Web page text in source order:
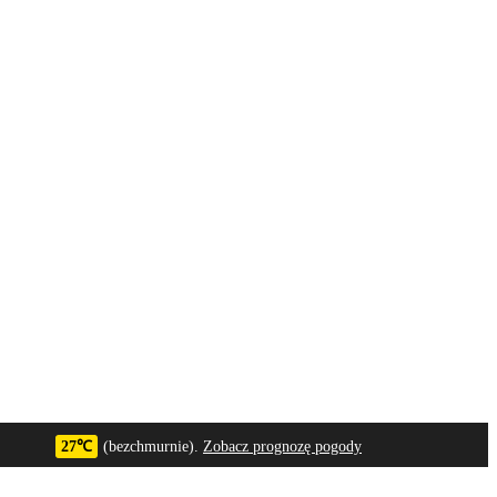
27℃ (bezchmurnie). Zobacz prognozę pogody